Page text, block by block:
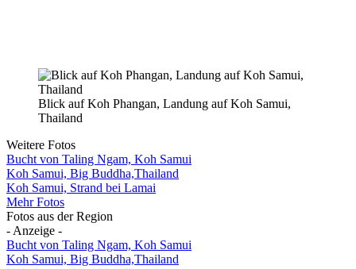
Blick auf Koh Phangan, Landung auf Koh Samui,
Thailand
Weitere Fotos
Bucht von Taling Ngam, Koh Samui
Koh Samui, Big Buddha,Thailand
Koh Samui, Strand bei Lamai
Mehr Fotos
Fotos aus der Region
- Anzeige -
Bucht von Taling Ngam, Koh Samui
Koh Samui, Big Buddha,Thailand